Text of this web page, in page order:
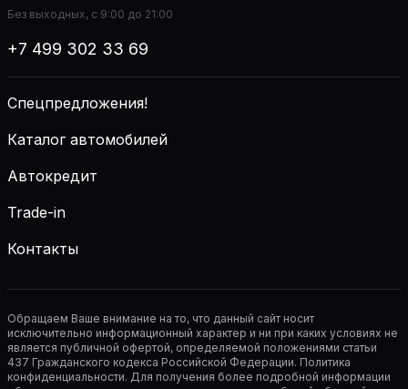
Без выходных, с 9:00 до 21:00
+7 499 302 33 69
Спецпредложения!
Каталог автомобилей
Автокредит
Trade-in
Контакты
Обращаем Ваше внимание на то, что данный сайт носит
исключительно информационный характер и ни при каких условиях не
является публичной офертой, определяемой положениями статьи
437 Гражданского кодекса Российской Федерации. Политика
конфиденциальности. Для получения более подробной информации